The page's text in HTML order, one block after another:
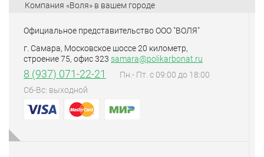
Компания «Воля» в вашем городе
Официальное представительство ООО "ВОЛЯ"
г. Самара, Московское шоссе 20 километр,
строение 75, офис 323 samara@polikarbonat.ru
8 (937) 071-22-21
Пн.- Пт. с 09:00 до 18:00
Сб-Вс: выходной